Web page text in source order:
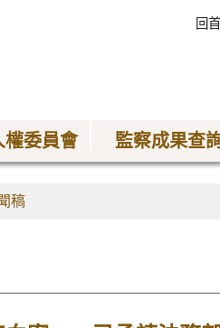
回
權委員會 監察成果查
稿